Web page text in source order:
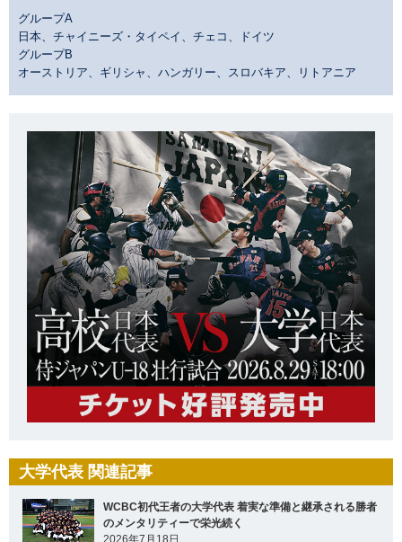
グループA
日本、チャイニーズ・タイペイ、チェコ、ドイツ
グループB
オーストリア、ギリシャ、ハンガリー、スロバキア、リトアニア
大学代表 関連記事
WCBC初代王者の大学代表 着実な準備と継承される勝者
のメンタリティーで栄光続く
2026年7月18日